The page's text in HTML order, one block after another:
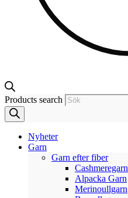
Products search
Nyheter
Garn
Garn efter fiber
Cashmeregarn
Alpacka Garn
Merinoullgarn